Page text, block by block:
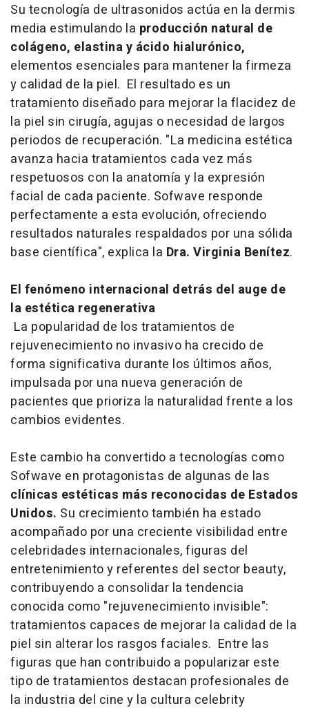
Su tecnología de ultrasonidos actúa en la dermis
media estimulando la producción natural de
colágeno, elastina y ácido hialurónico,
elementos esenciales para mantener la firmeza
y calidad de la piel. El resultado es un
tratamiento diseñado para mejorar la flacidez de
la piel sin cirugía, agujas o necesidad de largos
periodos de recuperación. "La medicina estética
avanza hacia tratamientos cada vez más
respetuosos con la anatomía y la expresión
facial de cada paciente. Sofwave responde
perfectamente a esta evolución, ofreciendo
resultados naturales respaldados por una sólida
base científica", explica la Dra. Virginia Benítez.
El fenómeno internacional detrás del auge de
la estética regenerativa
La popularidad de los tratamientos de
rejuvenecimiento no invasivo ha crecido de
forma significativa durante los últimos años,
impulsada por una nueva generación de
pacientes que prioriza la naturalidad frente a los
cambios evidentes.
Este cambio ha convertido a tecnologías como
Sofwave en protagonistas de algunas de las
clínicas estéticas más reconocidas de Estados
Unidos. Su crecimiento también ha estado
acompañado por una creciente visibilidad entre
celebridades internacionales, figuras del
entretenimiento y referentes del sector beauty,
contribuyendo a consolidar la tendencia
conocida como "rejuvenecimiento invisible":
tratamientos capaces de mejorar la calidad de la
piel sin alterar los rasgos faciales. Entre las
figuras que han contribuido a popularizar este
tipo de tratamientos destacan profesionales de
la industria del cine y la cultura celebrity